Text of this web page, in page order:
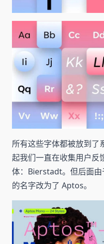
所有这些字体都被放到了
起我们一直在收集用户反
体：Bierstadt。但后面
的名字改为了 Aptos。